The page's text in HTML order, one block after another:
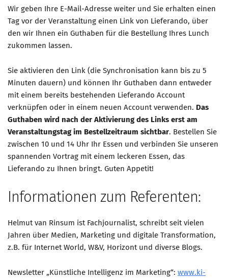
Wir geben Ihre E-Mail-Adresse weiter und Sie erhalten einen
Tag vor der Veranstaltung einen Link von Lieferando, über
den wir Ihnen ein Guthaben für die Bestellung Ihres Lunch
zukommen lassen.
Sie aktivieren den Link (die Synchronisation kann bis zu 5
Minuten dauern) und können Ihr Guthaben dann entweder
mit einem bereits bestehenden Lieferando Account
verknüpfen oder in einem neuen Account verwenden. Das
Guthaben wird nach der Aktivierung des Links erst am
Veranstaltungstag im Bestellzeitraum sichtbar. Bestellen Sie
zwischen 10 und 14 Uhr Ihr Essen und verbinden Sie unseren
spannenden Vortrag mit einem leckeren Essen, das
Lieferando zu Ihnen bringt. Guten Appetit!
Informationen zum Referenten:
Helmut van Rinsum ist Fachjournalist, schreibt seit vielen
Jahren über Medien, Marketing und digitale Transformation,
z.B. für Internet World, W&V, Horizont und diverse Blogs.
Newsletter „Künstliche Intelligenz im Marketing“: www.ki-